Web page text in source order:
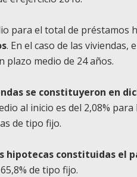
para el total de préstamos
. En el caso de las viviendas,
plazo medio de 24 años.
se constituyeron en
al inicio es del 2,08%
de tipo fijo.
hipotecas constituidas el
de tipo fijo.